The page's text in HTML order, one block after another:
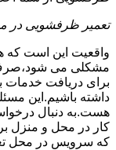
تعمیر ظرفشویی در
واقعیت این است که
مشکلی می شود،صرف
برای دریافت خدمات
داشته باشیم.این
هست.به دنبال
کار در محل و منزل
که سرویس در محل